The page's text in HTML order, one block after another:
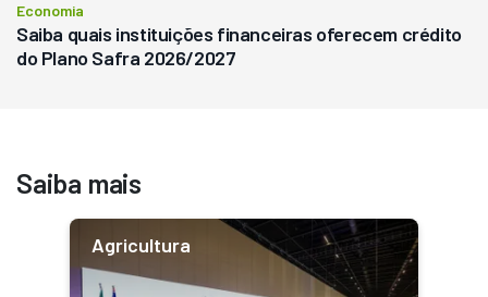
Economia
Saiba quais instituições financeiras oferecem crédito
do Plano Safra 2026/2027
Saiba mais
Agricultura